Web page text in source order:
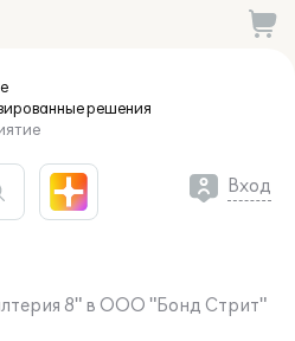
решения
Вход
8" в ООО "Бонд Стрит"